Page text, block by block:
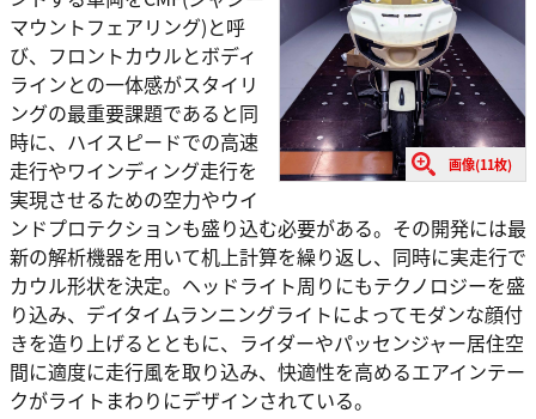
画像(11枚)
マウントフェアリング)と呼
び、フロントカウルとボディ
ラインとの一体感がスタイリ
ングの最重要課題であると同
時に、ハイスピードでの高速
走行やワインディング走行を
実現させるための空力やウイ
ンドプロテクションも盛り込む必要がある。その開発には最
新の解析機器を用いて机上計算を繰り返し、同時に実走行で
カウル形状を決定。ヘッドライト周りにもテクノロジーを盛
り込み、デイタイムランニングライトによってモダンな顔付
きを造り上げるとともに、ライダーやパッセンジャー居住空
間に適度に走行風を取り込み、快適性を高めるエアインテー
クがライトまわりにデザインされている。